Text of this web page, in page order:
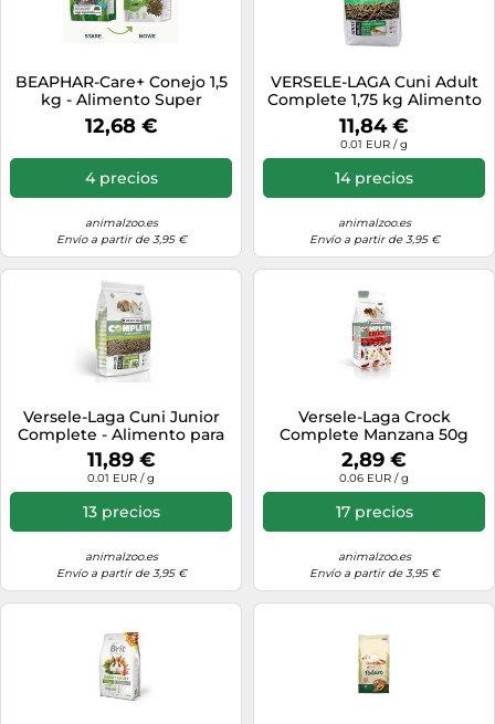
BEAPHAR-Care+ Conejo 1,5
kg - Alimento Super
Premium para conejos
mayores
12,68 €
4 precios
animalzoo.es
Envío a partir de 3,95 €
VERSELE-LAGA Cuni Adult
Complete 1,75 kg Alimento
para conejos
11,84 €
0.01 EUR / g
14 precios
animalzoo.es
Envío a partir de 3,95 €
Versele-Laga Cuni Junior
Complete - Alimento para
conejos jóvenes 1,75kg
11,89 €
0.01 EUR / g
13 precios
animalzoo.es
Envío a partir de 3,95 €
Versele-Laga Crock
Complete Manzana 50g
2,89 €
0.06 EUR / g
17 precios
animalzoo.es
Envío a partir de 3,95 €